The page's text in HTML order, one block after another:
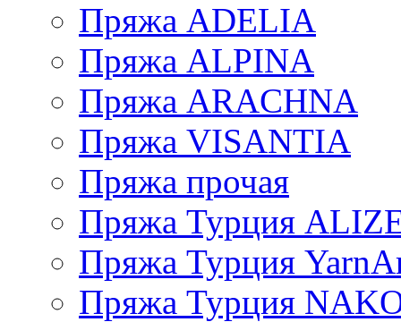
Пряжа ADELIA
Пряжа ALPINA
Пряжа ARACHNA
Пряжа VISANTIA
Пряжа прочая
Пряжа Турция
Пряжа Турция
Пряжа Турция